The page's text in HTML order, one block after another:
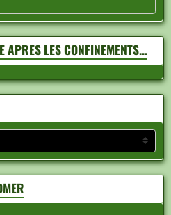
LES CONFINEMENTS...